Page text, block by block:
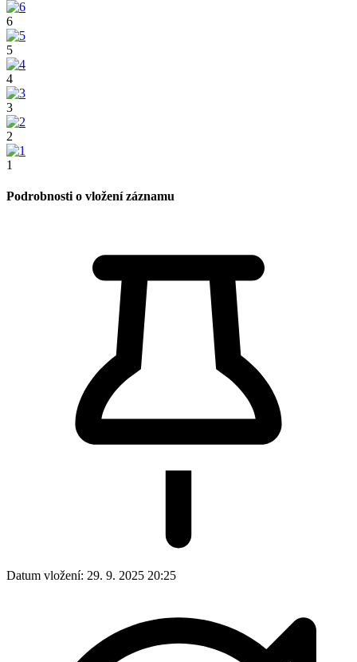
6
5
4
3
2
1
Podrobnosti o vložení záznamu
Datum vložení: 29. 9. 2025 20:25